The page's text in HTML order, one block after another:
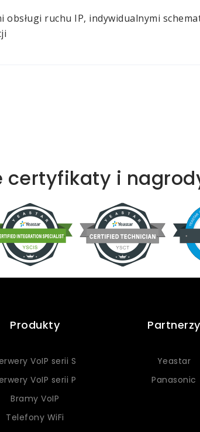
ruchu IP, indywidualnymi
certyfikaty i
Produkty
VoIP serii S
VoIP serii P
Bramy VoIP
Telefony WiFi
Partnerzy
Yeastar
Panasonic